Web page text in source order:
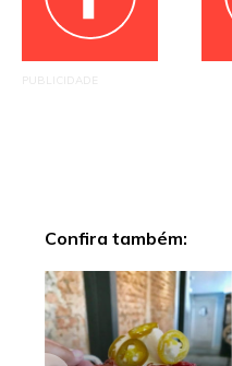
PUBLICIDADE
Confira também: